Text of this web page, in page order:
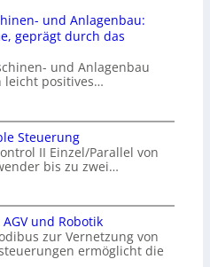
und Anlagenbau:
geprägt durch das
und Anlagenbau
leicht positives…
Steuerung
II Einzel/Parallel von
bis zu zwei…
und Robotik
zur Vernetzung von
ermöglicht die